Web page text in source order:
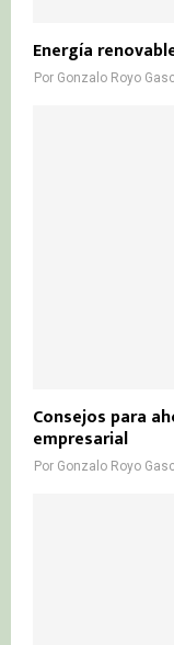
Energía
Por Gonzalo Royo
Consejos para
empresarial
Por Gonzalo Royo